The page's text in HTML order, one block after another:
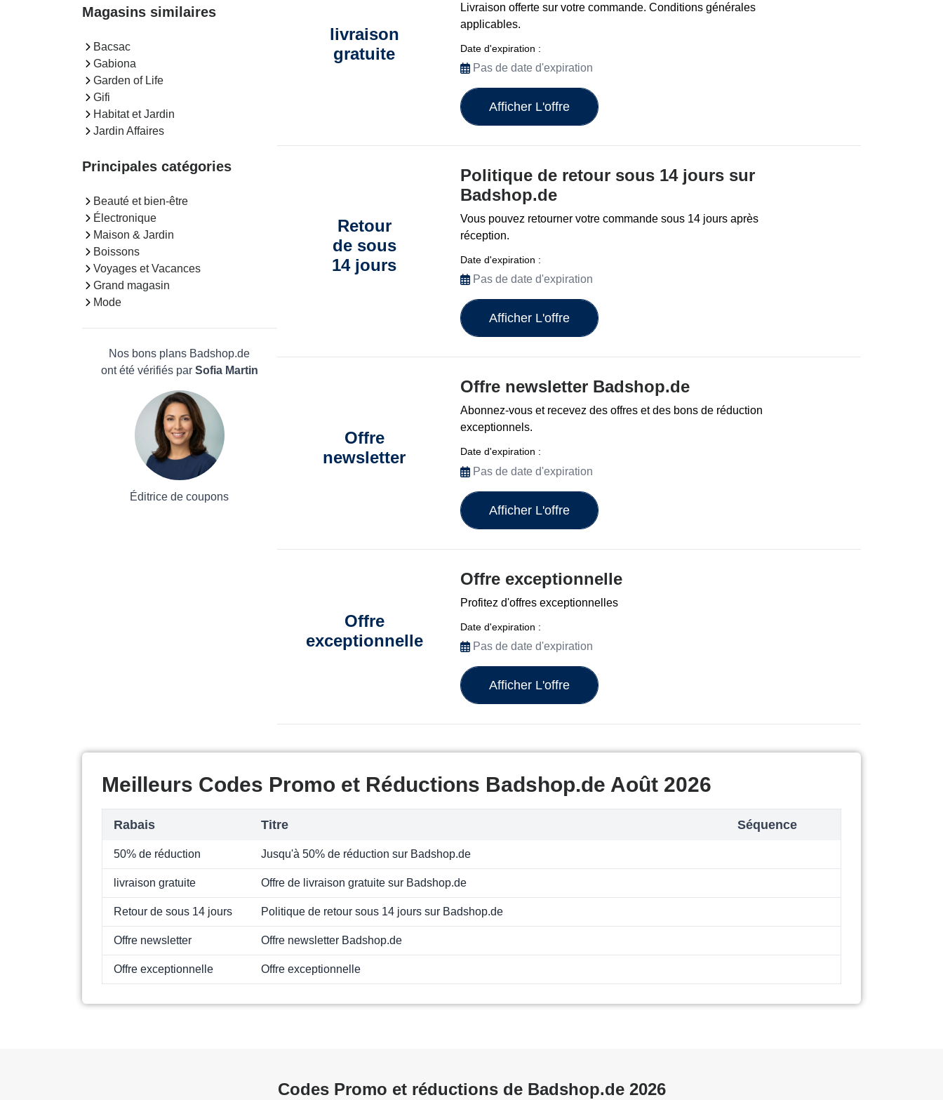
Magasins similaires
Bacsac
Gabiona
Garden of Life
Gifi
Habitat et Jardin
Jardin Affaires
Principales catégories
Beauté et bien-être
Électronique
Maison & Jardin
Boissons
Voyages et Vacances
Grand magasin
Mode
Nos bons plans Badshop.de
ont été vérifiés par Sofia Martin
Éditrice de coupons
livraison
gratuite
Livraison offerte sur votre commande. Conditions générales
applicables.
Date d'expiration :
Pas de date d'expiration
Afficher L'offre
Retour
de sous
14 jours
Politique de retour sous 14 jours sur
Badshop.de
Vous pouvez retourner votre commande sous 14 jours après
réception.
Date d'expiration :
Pas de date d'expiration
Afficher L'offre
Offre
newsletter
Offre newsletter Badshop.de
Abonnez-vous et recevez des offres et des bons de réduction
exceptionnels.
Date d'expiration :
Pas de date d'expiration
Afficher L'offre
Offre
exceptionnelle
Offre exceptionnelle
Profitez d'offres exceptionnelles
Date d'expiration :
Pas de date d'expiration
Afficher L'offre
Meilleurs Codes Promo et Réductions Badshop.de Août 2026
Rabais Titre Séquence
50% de réduction Jusqu'à 50% de réduction sur Badshop.de
livraison gratuite Offre de livraison gratuite sur Badshop.de
Retour de sous 14 jours Politique de retour sous 14 jours sur Badshop.de
Offre newsletter Offre newsletter Badshop.de
Offre exceptionnelle Offre exceptionnelle
Codes Promo et réductions de Badshop.de 2026